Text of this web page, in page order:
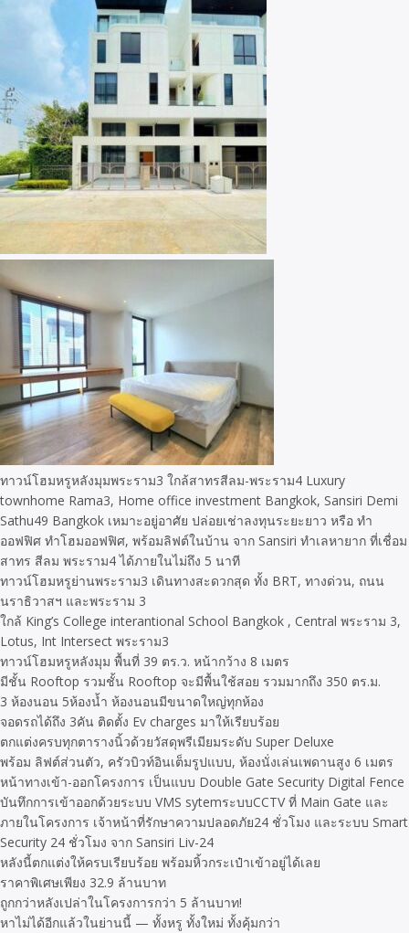
ทาวน์โฮมหรูหลังมุมพระราม3 ใกล้สาทรสีลม-พระราม4 Luxury
townhome Rama3, Home office investment Bangkok, Sansiri Demi
Sathu49 Bangkok เหมาะอยู่อาศัย ปล่อยเช่าลงทุนระยะยาว หรือ ทำ
ออฟฟิศ ทำโฮมออฟฟิศ, พร้อมลิฟต์ในบ้าน จาก Sansiri ทำเลหายาก ที่เชื่อม
สาทร สีลม พระราม4 ได้ภายในไม่ถึง 5 นาที
ทาวน์โฮมหรูย่านพระราม3 เดินทางสะดวกสุด ทั้ง BRT, ทางด่วน, ถนน
นราธิวาสฯ และพระราม 3
ใกล้ King’s College interantional School Bangkok , Central พระราม 3,
Lotus, Int Intersect พระราม3
ทาวน์โฮมหรูหลังมุม พื้นที่ 39 ตร.ว. หน้ากว้าง 8 เมตร
มีชั้น Rooftop รวมชั้น Rooftop จะมีพื้นใช้สอย รวมมากถึง 350 ตร.ม.
3 ห้องนอน 5ห้องน้ำ ห้องนอนมีขนาดใหญ่ทุกห้อง
จอดรถได้ถึง 3คัน ติดตั้ง Ev charges มาให้เรียบร้อย
ตกแต่งครบทุกตารางนิ้วด้วยวัสดุพรีเมียมระดับ Super Deluxe
พร้อม ลิฟต์ส่วนตัว, ครัวบิวท์อินเต็มรูปแบบ, ห้องนั่งเล่นเพดานสูง 6 เมตร
หน้าทางเข้า-ออกโครงการ เป็นแบบ Double Gate Security Digital Fence
บันทึกการเข้าออกด้วยระบบ VMS sytemระบบCCTV ที่ Main Gate และ
ภายในโครงการ เจ้าหน้าที่รักษาความปลอดภัย24 ชั่วโมง และระบบ Smart
Security 24 ชั่วโมง จาก Sansiri Liv-24
หลังนี้ตกแต่งให้ครบเรียบร้อย พร้อมหิ้วกระเป๋าเข้าอยู่ได้เลย
ราคาพิเศษเพียง 32.9 ล้านบาท
ถูกกว่าหลังเปล่าในโครงการกว่า 5 ล้านบาท!
หาไม่ได้อีกแล้วในย่านนี้ — ทั้งหรู ทั้งใหม่ ทั้งคุ้มกว่า